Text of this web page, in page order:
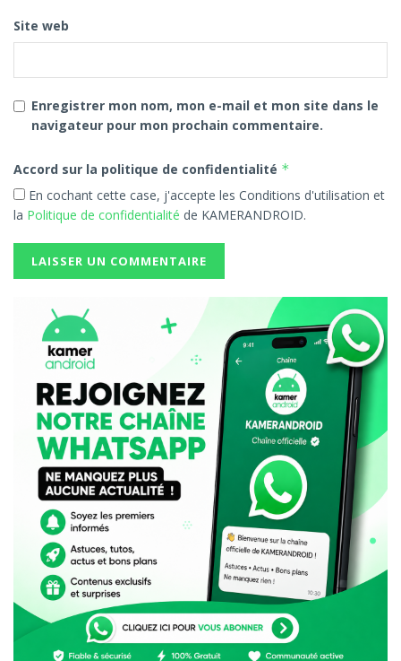
Site web
Enregistrer mon nom, mon e-mail et mon site dans le
navigateur pour mon prochain commentaire.
Accord sur la politique de confidentialité *
En cochant cette case, j'accepte les Conditions d'utilisation et
la Politique de confidentialité de KAMERANDROID.